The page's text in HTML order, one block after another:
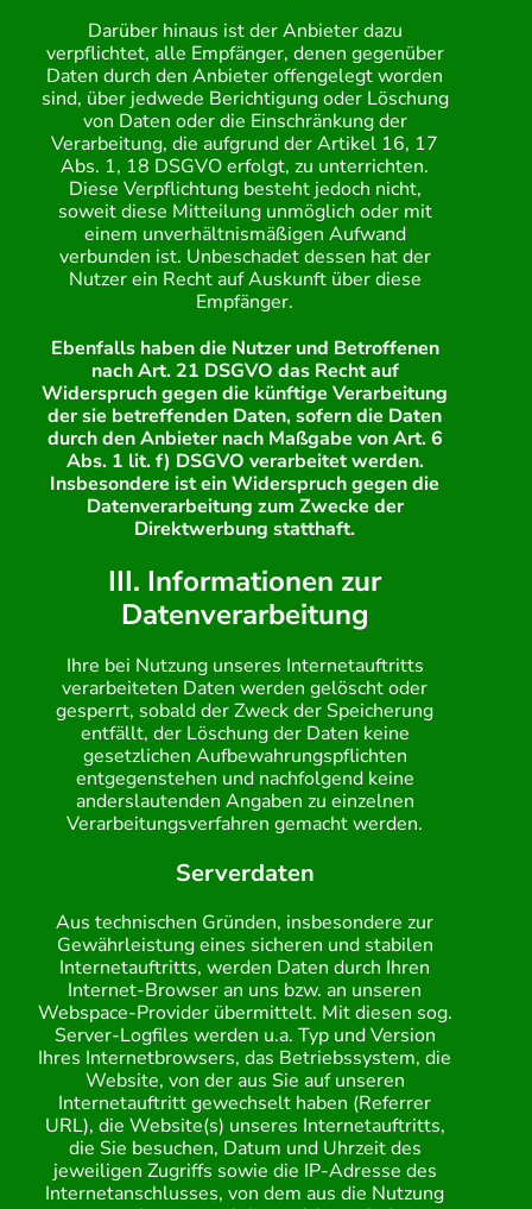
Darüber hinaus ist der Anbieter dazu
verpflichtet, alle Empfänger, denen gegenüber
Daten durch den Anbieter offengelegt worden
sind, über jedwede Berichtigung oder Löschung
von Daten oder die Einschränkung der
Verarbeitung, die aufgrund der Artikel 16, 17
Abs. 1, 18 DSGVO erfolgt, zu unterrichten.
Diese Verpflichtung besteht jedoch nicht,
soweit diese Mitteilung unmöglich oder mit
einem unverhältnismäßigen Aufwand
verbunden ist. Unbeschadet dessen hat der
Nutzer ein Recht auf Auskunft über diese
Empfänger.
Ebenfalls haben die Nutzer und Betroffenen
nach Art. 21 DSGVO das Recht auf
Widerspruch gegen die künftige Verarbeitung
der sie betreffenden Daten, sofern die Daten
durch den Anbieter nach Maßgabe von Art. 6
Abs. 1 lit. f) DSGVO verarbeitet werden.
Insbesondere ist ein Widerspruch gegen die
Datenverarbeitung zum Zwecke der
Direktwerbung statthaft.
III. Informationen zur
Datenverarbeitung
Ihre bei Nutzung unseres Internetauftritts
verarbeiteten Daten werden gelöscht oder
gesperrt, sobald der Zweck der Speicherung
entfällt, der Löschung der Daten keine
gesetzlichen Aufbewahrungspflichten
entgegenstehen und nachfolgend keine
anderslautenden Angaben zu einzelnen
Verarbeitungsverfahren gemacht werden.
Serverdaten
Aus technischen Gründen, insbesondere zur
Gewährleistung eines sicheren und stabilen
Internetauftritts, werden Daten durch Ihren
Internet-Browser an uns bzw. an unseren
Webspace-Provider übermittelt. Mit diesen sog.
Server-Logfiles werden u.a. Typ und Version
Ihres Internetbrowsers, das Betriebssystem, die
Website, von der aus Sie auf unseren
Internetauftritt gewechselt haben (Referrer
URL), die Website(s) unseres Internetauftritts,
die Sie besuchen, Datum und Uhrzeit des
jeweiligen Zugriffs sowie die IP-Adresse des
Internetanschlusses, von dem aus die Nutzung